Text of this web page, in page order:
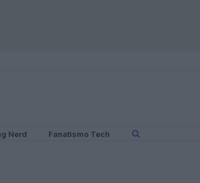
Nerd Fanatismo Tech